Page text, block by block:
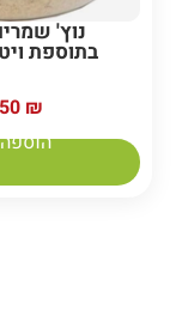
נוץ'
בתוספת
₪